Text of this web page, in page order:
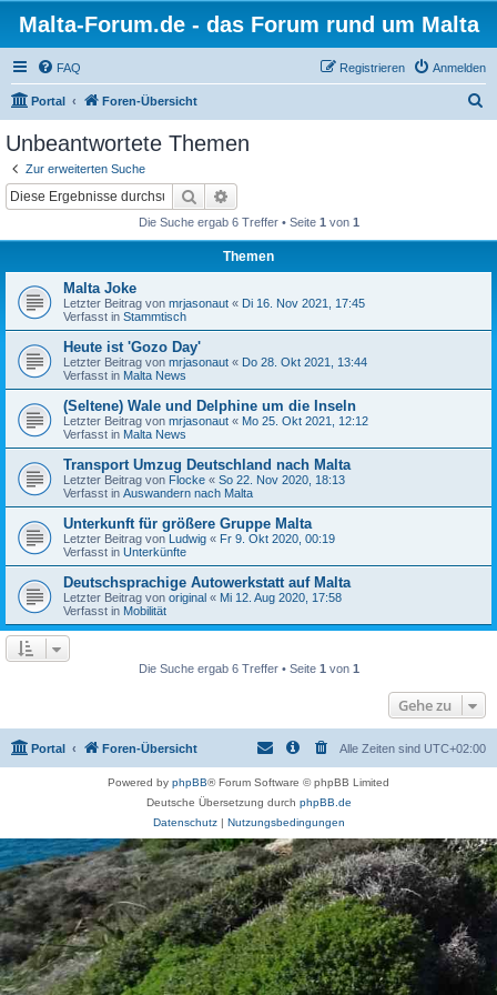
Malta-Forum.de - das Forum rund um Malta
FAQ Anmelden
Registrieren
Portal Foren-Übersicht
Unbeantwortete Themen
Zur erweiterten Suche
Suche
Die Suche ergab 6 Treffer • Seite 1 von 1
Themen
Malta Joke
Letzter Beitrag von mrjasonaut « Di 16. Nov 2021, 17:45
Verfasst in Stammtisch
Heute ist 'Gozo Day'
Letzter Beitrag von mrjasonaut « Do 28. Okt 2021, 13:44
Verfasst in Malta News
(Seltene) Wale und Delphine um die Inseln
Letzter Beitrag von mrjasonaut « Mo 25. Okt 2021, 12:12
Verfasst in Malta News
Transport Umzug Deutschland nach Malta
Letzter Beitrag von Flocke « So 22. Nov 2020, 18:13
Verfasst in Auswandern nach Malta
Unterkunft für größere Gruppe Malta
Letzter Beitrag von Ludwig « Fr 9. Okt 2020, 00:19
Verfasst in Unterkünfte
Deutschsprachige Autowerkstatt auf Malta
Letzter Beitrag von original « Mi 12. Aug 2020, 17:58
Verfasst in Mobilität
Die Suche ergab 6 Treffer • Seite 1 von 1
Gehe zu
Portal Foren-Übersicht Alle Zeiten sind UTC+02:00
Powered by phpBB® Forum Software © phpBB Limited
Deutsche Übersetzung durch phpBB.de
Datenschutz| Nutzungsbedingungen